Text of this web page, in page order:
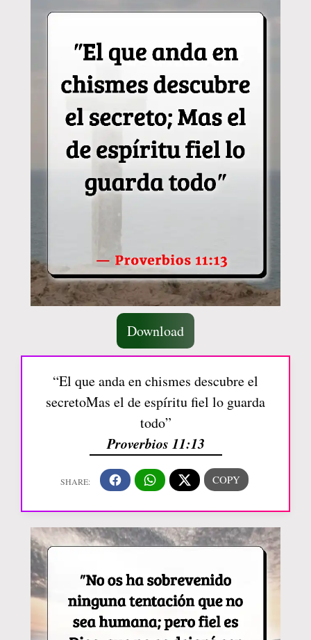
Download
“El que anda en chismes descubre el
secretoMas el de espíritu fiel lo guarda
todo”
Proverbios 11:13